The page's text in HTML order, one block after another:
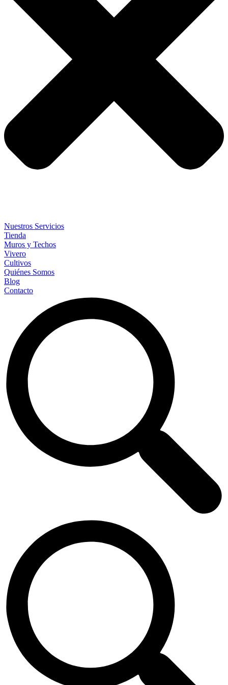
Nuestros Servicios
Tienda
Muros y Techos
Vivero
Cultivos
Quiénes Somos
Blog
Contacto